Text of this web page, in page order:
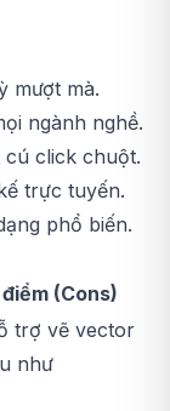
mượt mà.
ngành nghề.
click chuột.
trực tuyến.
phổ biến.
(Cons)
trợ vẽ vector
như